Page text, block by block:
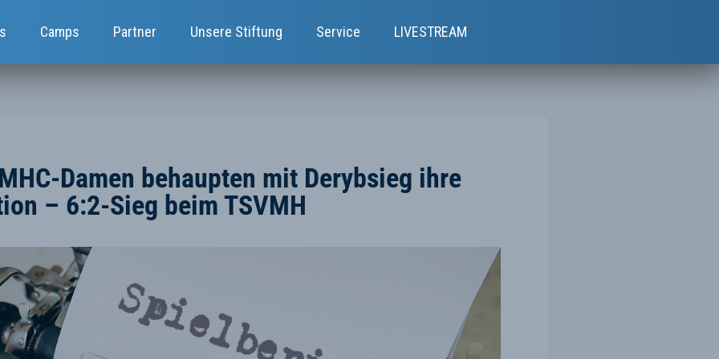
Camps Partner Unsere Stiftung Service LIVESTREAM
Damen behaupten mit Derybsieg ihre
– 6:2-Sieg beim TSVMH